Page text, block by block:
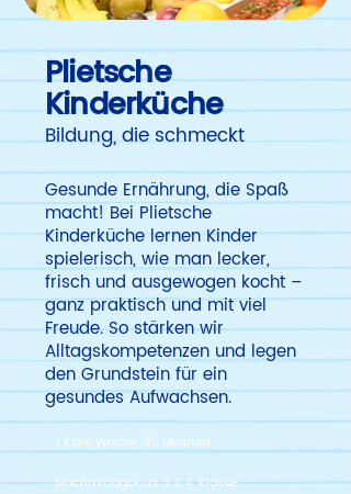
Plietsche
Kinderküche
Bildung, die schmeckt
Gesunde Ernährung, die Spaß
macht! Bei Plietsche
Kinderküche lernen Kinder
spielerisch, wie man lecker,
frisch und ausgewogen kocht –
ganz praktisch und mit viel
Freude. So stärken wir
Alltagskompetenzen und legen
den Grundstein für ein
gesundes Aufwachsen.
1 x pro Woche, 90 Minuten
Nachmittagskurs 3. & 4. Klasse